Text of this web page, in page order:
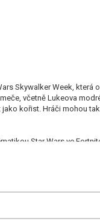
Skywalker Week, která
včetně Lukeova
kořist. Hráči mohou
Star Wars ve
a Hana, stejně jako
sem napiš.